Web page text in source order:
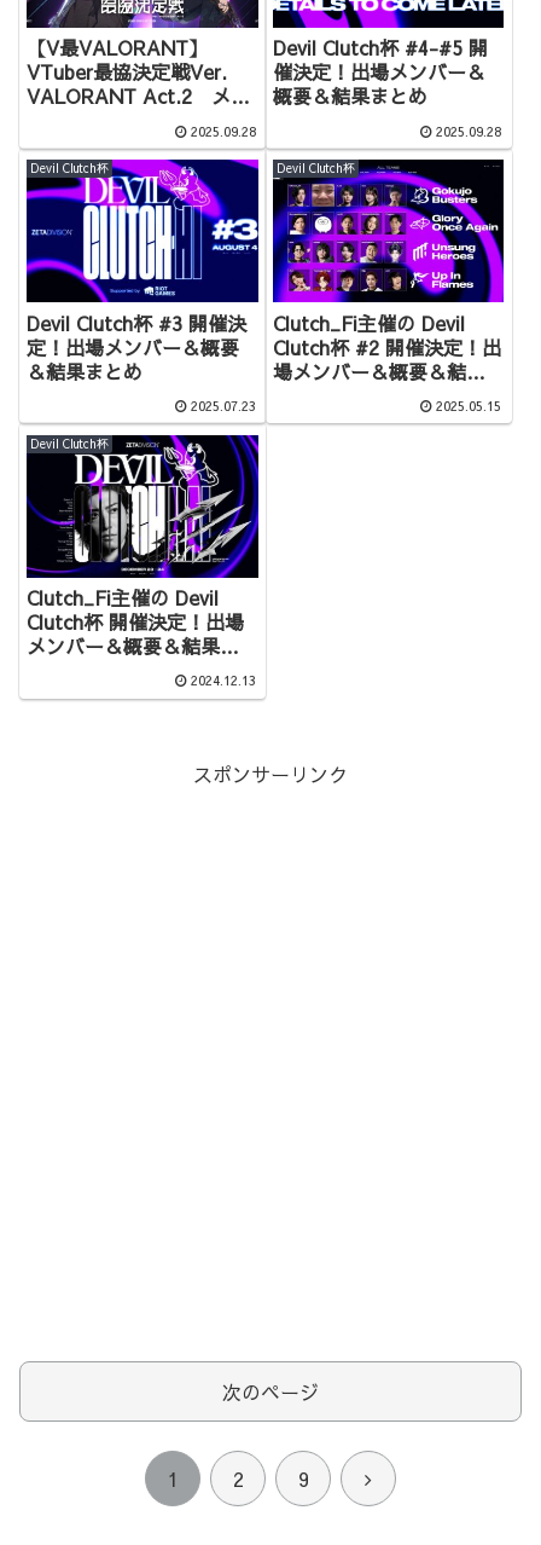
【V最VALORANT】
VTuber最協決定戦Ver.
VALORANT Act.2 メン
バー＆概要まとめ【＃V最
A2】
2025.09.28
Devil Clutch杯 #4-#5 開
催決定！出場メンバー＆
概要＆結果まとめ
2025.09.28
Devil Clutch杯
Devil Clutch杯 #3 開催決
定！出場メンバー＆概要
＆結果まとめ
2025.07.23
Devil Clutch杯
Clutch_Fi主催の Devil
Clutch杯 #2 開催決定！出
場メンバー＆概要＆結果
2025.05.15
Devil Clutch杯
Clutch_Fi主催の Devil
Clutch杯 開催決定！出場
メンバー＆概要＆結果ま
2024.12.13
スポンサーリンク
次のページ
1 2 9
次